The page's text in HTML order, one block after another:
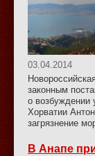
03.04.2014
законным
о возбуждении
Хорватии
загрязнение
В Анапе